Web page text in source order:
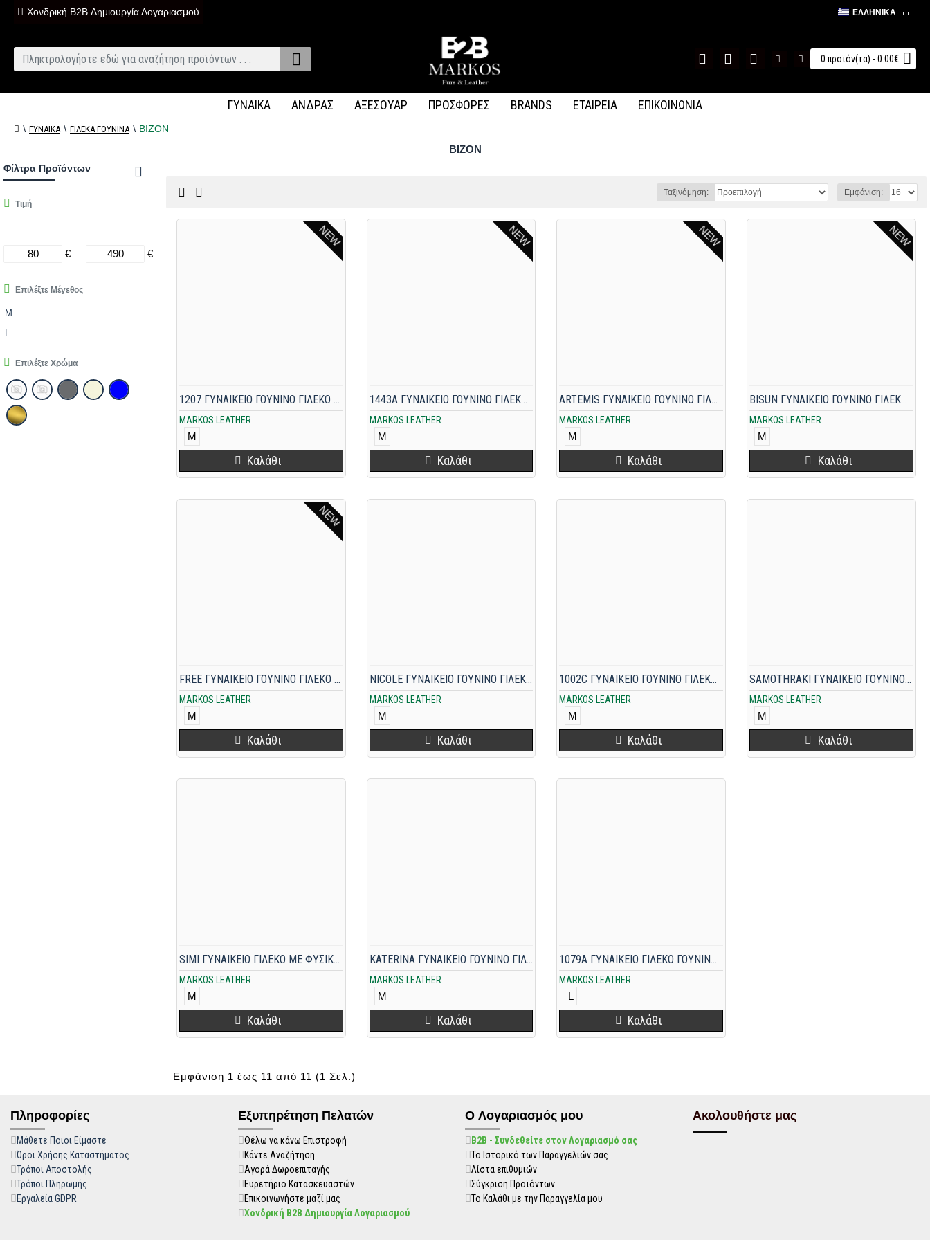
Χονδρική B2B Δημιουργία Λογαριασμού ΕΛΛΗΝΙΚΆ
0 προϊόν(τα) - 0.00€
ΓΥΝΑΙΚΑ ΑΝΔΡΑΣ ΑΞΕΣΟΥΑΡ ΠΡΟΣΦΟΡΕΣ BRANDS ΕΤΑΙΡΕΙΑ ΕΠΙΚΟΙΝΩΝΙΑ
ΓΥΝΑΙΚΑ ΓΙΛΕΚΑ ΓΟΥΝINA ΒΙΖΟΝ
ΒΙΖΟΝ
Φίλτρα Προϊόντων
Τιμή
€ €
Επιλέξτε Χρώμα
Επιλέξτε Μέγεθος
M
L
Ταξινόμηση: Εμφάνιση:
NEW
MARKOS LEATHER
1207 ΓΥΝΑΙΚΕΙΟ ΓΟΥΝΙΝΟ ΓΙΛΕΚΟ ΜΠΕΖ MINK ΚΑΙ MOGOLIA
M
Καλάθι
NEW
MARKOS LEATHER
1443A ΓΥΝΑΙΚΕΙΟ ΓΟΥΝΙΝΟ ΓΙΛΕΚΟ MINK ΚΑΙ ΑΛΕΠΟΥ ΜΠΕΖ-ΚΑΦΕ
M
Καλάθι
NEW
MARKOS LEATHER
ARTEMIS ΓΥΝΑΙΚΕΙΟ ΓΟΥΝΙΝΟ ΓΙΛΕΚΟ MINK-REX-MOGOLIA ΓΚΡΙ
M
Καλάθι
NEW
MARKOS LEATHER
BISUN ΓΥΝΑΙΚΕΙΟ ΓΟΥΝΙΝΟ ΓΙΛΕΚΟ MINK ΜΠΕΖ
M
Καλάθι
NEW
MARKOS LEATHER
FREE ΓΥΝΑΙΚΕΙΟ ΓΟΥΝΙΝΟ ΓΙΛΕΚΟ ΜΠΕΖ MINK ΚΑΙ MOGOLIA
M
Καλάθι
MARKOS LEATHER
NICOLE ΓΥΝΑΙΚΕΙΟ ΓΟΥΝΙΝΟ ΓΙΛΕΚΟ ΜΙΝΚ ΜΑΚΡΥ ΓΚΡΙ
M
Καλάθι
MARKOS LEATHER
1002C ΓΥΝΑΙΚΕΙΟ ΓΟΥΝΙΝΟ ΓΙΛΕΚΟ MINK ΓΚΡΙ
M
Καλάθι
MARKOS LEATHER
SAMOTHRAKI ΓΥΝΑΙΚΕΙΟ ΓΟΥΝΙΝΟ ΓΙΛΕΚΟ ME ΦΥΣΙΚΗ ΓΟΥΝΑ KALGAN ΜΠΕΖ
M
Καλάθι
MARKOS LEATHER
SIMI ΓΥΝΑΙΚΕΙΟ ΓΙΛΕΚΟ ME ΦΥΣΙΚΗ ΓΟΥΝΑ ΒΙΖΟΝ MINK ΜΠΕΖ
M
Καλάθι
MARKOS LEATHER
KATERINA ΓΥΝΑΙΚΕΙΟ ΓΟΥΝΙΝΟ ΓΙΛΕΚΟ ΒΙΖΟΝ MINK ΜΠΛΕ
M
Καλάθι
MARKOS LEATHER
1079A ΓΥΝΑΙΚΕΙΟ ΓΙΛΕΚΟ ΓΟΥΝΙΝΟ ΒΙΖΟΝ MINK ΓΚΡΙ
L
Καλάθι
Εμφάνιση 1 έως 11 από 11 (1 Σελ.)
Πληροφορίες
Μάθετε Ποιοι Είμαστε
Όροι Χρήσης Καταστήματος
Τρόποι Αποστολής
Τρόποι Πληρωμής
Εργαλεία GDPR
Εξυπηρέτηση Πελατών
Θέλω να κάνω Επιστροφή
Κάντε Αναζήτηση
Αγορά Δωροεπιταγής
Ευρετήριο Κατασκευαστών
Επικοινωνήστε μαζί μας
Χονδρική B2B Δημιουργία Λογαριασμού
O Λογαριασμός μου
B2B - Συνδεθείτε στον Λογαριασμό σας
Το Ιστορικό των Παραγγελιών σας
Λίστα επιθυμιών
Σύγκριση Προϊόντων
Το Καλάθι με την Παραγγελία μου
Ακολουθήστε μας